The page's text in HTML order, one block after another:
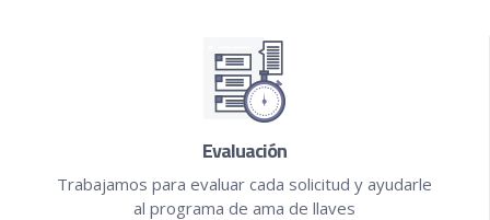
Evaluación
Trabajamos para evaluar cada solicitud y ayudarle
al programa de ama de llaves